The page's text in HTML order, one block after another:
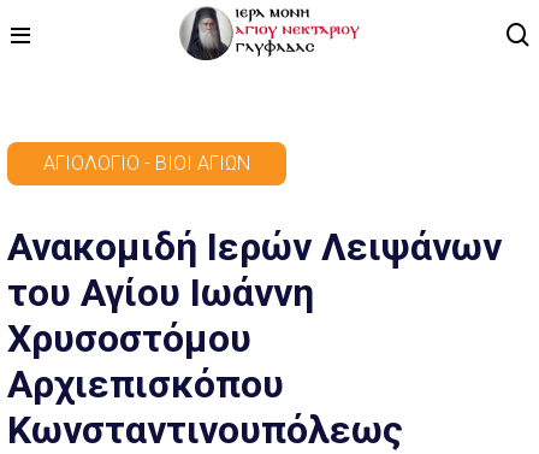
ΠΡΟΓΡΑΜΜΑ
ΒΙΝΤΕΟ
ΑΡΘΡΟΓΡΑΦΙΑ
ΑΓΙΟΛΟΓΙΟ - ΒΙΟΙ ΑΓΙΩΝ
ΕΠΙΚΟΙΝΩΝΙΑ
ΑΓΙΟΛΌΓΙΟ - ΒΊΟΙ ΑΓΊΩΝ
Ανακομιδή Ιερών Λειψάνων
του Αγίου Ιωάννη
Χρυσοστόμου
Αρχιεπισκόπου
Κωνσταντινουπόλεως